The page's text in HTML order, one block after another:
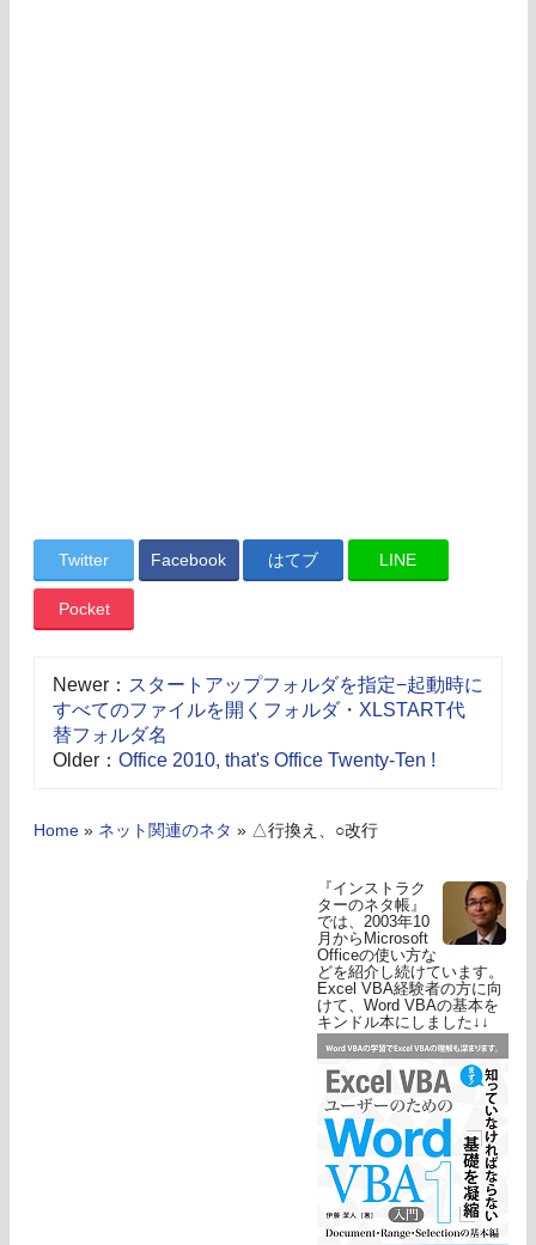
Twitter Facebook はてブ LINE
Pocket
Newer： スタートアップフォルダを指定−起動時に
すべてのファイルを開くフォルダ・XLSTART代
替フォルダ名
Older： Office 2010, that's Office Twenty-Ten !
Home » ネット関連のネタ » △行換え、○改行
『インストラク
ターのネタ帳』
では、2003年10
月からMicrosoft
Officeの使い方な
どを紹介し続けています。
Excel VBA経験者の方に向
けて、Word VBAの基本を
キンドル本にしました↓↓